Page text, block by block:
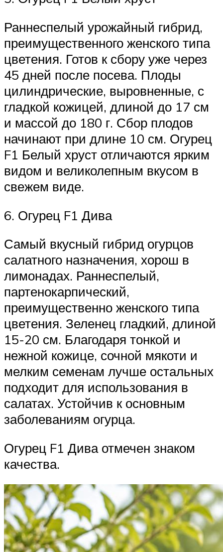
Раннеспелый урожайный гибрид,
преимущественного женского типа
цветения. Готов к сбору уже через
45 дней после посева. Плоды
цилиндрические, выровненные, с
гладкой кожицей, длиной до 17 см
и массой до 180 г. Сбор плодов
начинают при длине 10 см. Огурец
F1 Белый хруст отличаются ярким
видом и великолепным вкусом в
свежем виде.
6. Огурец F1 Дива
Самый вкусный гибрид огурцов
салатного назначения, хорош в
лимонадах. Раннеспелый,
партенокарпический,
преимущественно женского типа
цветения. Зеленец гладкий, длиной
15-20 см. Благодаря тонкой и
нежной кожице, сочной мякоти и
мелким семенам лучше остальных
подходит для использования в
салатах. Устойчив к основным
заболеваниям огурца.
Огурец F1 Дива отмечен знаком
качества.